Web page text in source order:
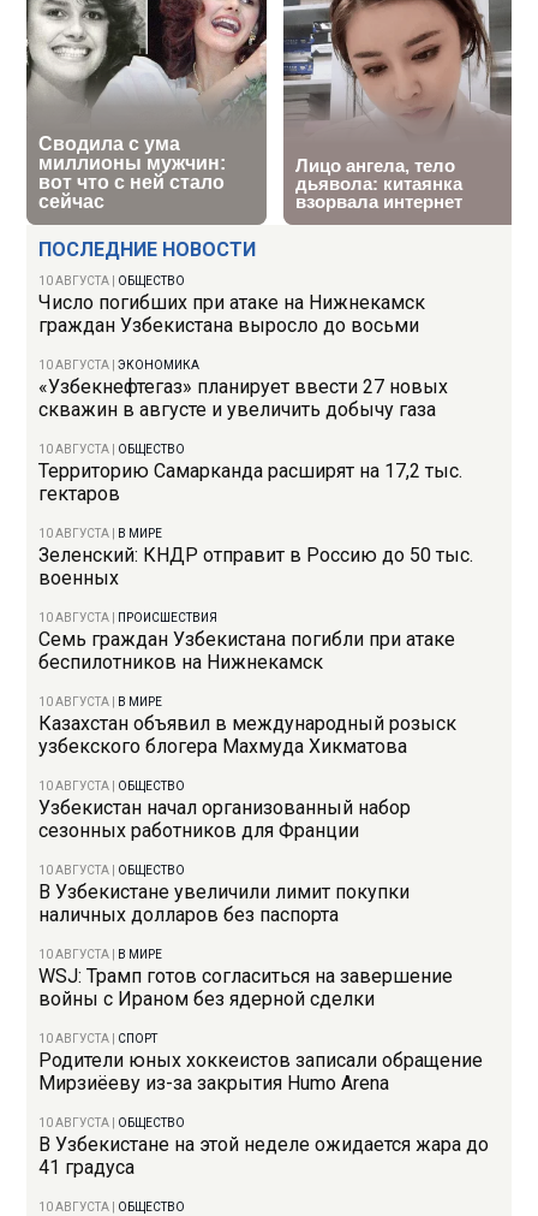
ПОСЛЕДНИЕ НОВОСТИ
10 АВГУСТА ОБЩЕСТВО
Число погибших при атаке на Нижнекамск
граждан Узбекистана выросло до восьми
10 АВГУСТА |ЭКОНОМИКА
«Узбекнефтегаз» планирует ввести 27 новых
скважин в августе и увеличить добычу газа
10 АВГУСТА ОБЩЕСТВО
Территорию Самарканда расширят на 17,2 тыс.
гектаров
10 АВГУСТА В МИРЕ
Зеленский: КНДР отправит в Россию до 50 тыс.
военных
10 АВГУСТА ПРОИСШЕСТВИЯ
Семь граждан Узбекистана погибли при атаке
беспилотников на Нижнекамск
10 АВГУСТА В МИРЕ
Казахстан объявил в международный розыск
узбекского блогера Махмуда Хикматова
10 АВГУСТА ОБЩЕСТВО
Узбекистан начал организованный набор
сезонных работников для Франции
10 АВГУСТА ОБЩЕСТВО
В Узбекистане увеличили лимит покупки
наличных долларов без паспорта
10 АВГУСТА В МИРЕ
WSJ: Трамп готов согласиться на завершение
войны с Ираном без ядерной сделки
10 АВГУСТА СПОРТ
Родители юных хоккеистов записали обращение
Мирзиёеву из-за закрытия Humo Arena
10 АВГУСТА ОБЩЕСТВО
В Узбекистане на этой неделе ожидается жара до
41 градуса
10 АВГУСТА ОБЩЕСТВО